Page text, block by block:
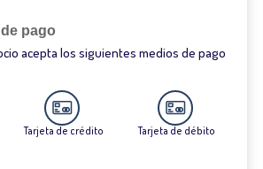
pago
acepta los siguientes medios de pago
Tarjeta de crédito Tarjeta de débito